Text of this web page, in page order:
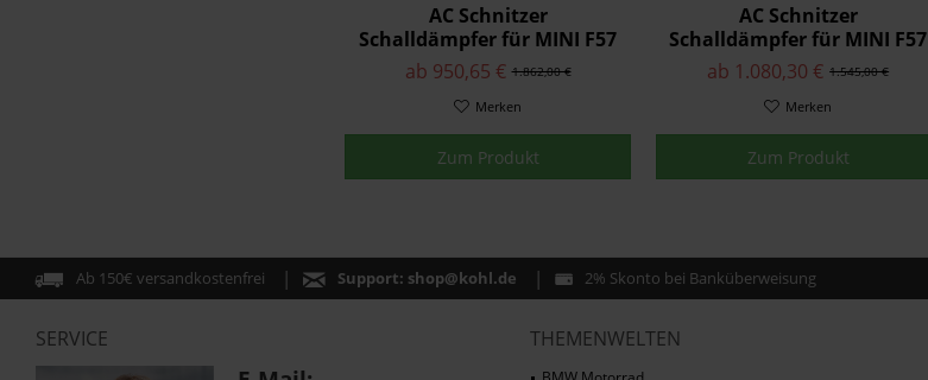
AC Schnitzer
Schalldämpfer für MINI F57
John Cooper Works
1.862,00 €
ab 950,65 €
Merken
Zum Produkt
AC Schnitzer
Schalldämpfer für MINI F57
John Cooper Works mit
integrierter Abgasklappe
1.545,00 €
ab 1.080,30 €
Merken
Zum Produkt
Ab 150€ versandkostenfrei Support: shop@kohl.de 2% Skonto bei Banküberweisung
SERVICE THEMENWELTEN